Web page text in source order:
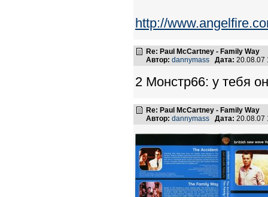
http://
Re: Paul McCartney - Family Way
Автор: dannymass Дата:
2 Монстр66: у тебя
Re: Paul McCartney - Family Way
Автор: dannymass Дата: